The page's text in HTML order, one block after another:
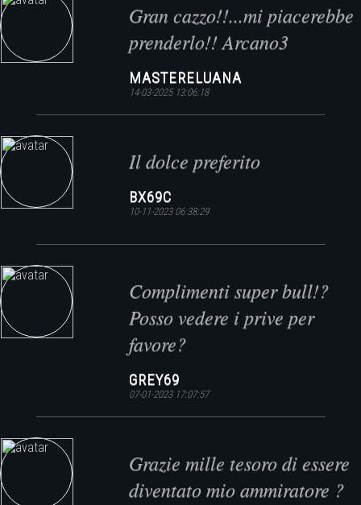
Gran cazzo!!...mi piacerebbe
prenderlo!! Arcano3
MASTERELUANA
14-03-2025 13:06:18
Il dolce preferito
BX69C
10-11-2023 06:38:29
Complimenti super bull!?
Posso vedere i prive per
favore?
GREY69
07-01-2023 17:07:57
Grazie mille tesoro di essere
diventato mio ammiratore ?